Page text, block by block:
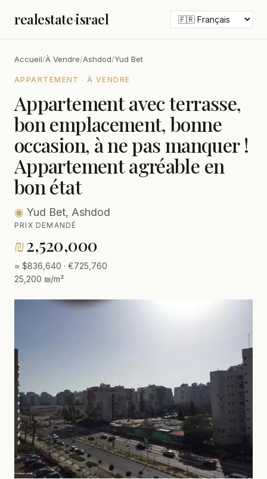
realestate·israel
Accueil/À Vendre/Ashdod/Yud Bet
APPARTEMENT · À VENDRE
Appartement avec terrasse,
bon emplacement, bonne
occasion, à ne pas manquer !
Appartement agréable en
bon état
◉ Yud Bet, Ashdod
PRIX DEMANDÉ
₪2,520,000
≈ $836,640 · €725,760
25,200 ₪/m²